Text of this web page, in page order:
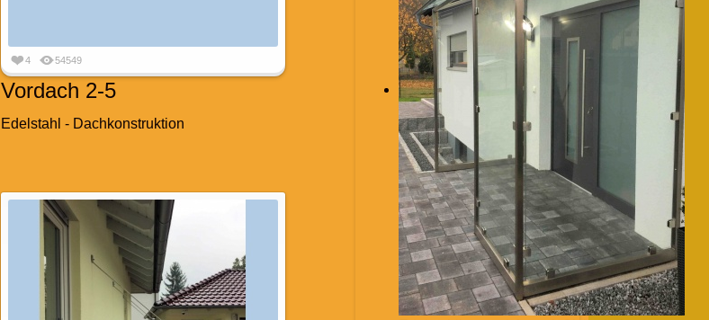
4 54549
Vordach 2-5
Edelstahl - Dachkonstruktion